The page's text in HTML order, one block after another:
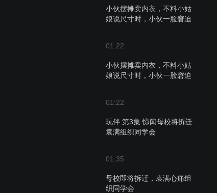
小伙摆摊卖内衣，不料小姑
娘说尺寸时，小伙一脸窘迫
01:22
小伙摆摊卖内衣，不料小姑
娘说尺寸时，小伙一脸窘迫
01:22
玩伴 第3集 惊闻母校将拆迁
袁满组织同学会
01:35
母校即将拆迁，袁满心痛组
织同学会